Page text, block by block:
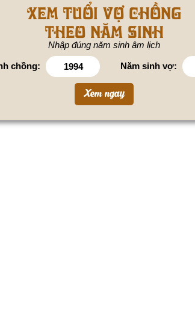
Xem tuổi vợ chồng
theo năm sinh
Nhập đúng năm sinh âm lịch
chồng: Năm sinh vợ: